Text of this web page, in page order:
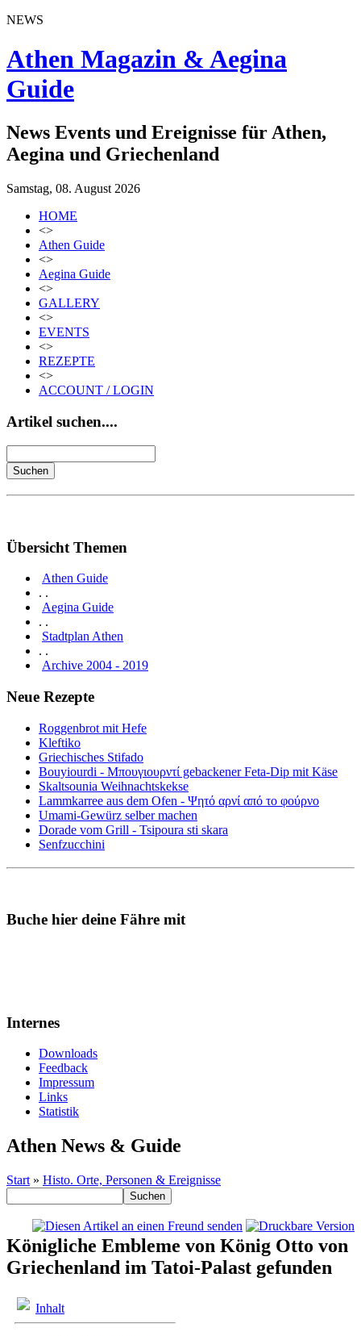
NEWS
Athen Magazin & Aegina
Guide
News Events und Ereignisse für Athen,
Aegina und Griechenland
Samstag, 08. August 2026
HOME
<>
Athen Guide
<>
Aegina Guide
<>
GALLERY
<>
EVENTS
<>
REZEPTE
<>
ACCOUNT / LOGIN
Artikel suchen....
Übersicht Themen
Athen Guide
. .
Aegina Guide
. .
Stadtplan Athen
. .
Archive 2004 - 2019
Neue Rezepte
Roggenbrot mit Hefe
Kleftiko
Griechisches Stifado
Bouyiourdi - Μπουγιουρντί gebackener Feta-Dip mit Käse
Skaltsounia Weihnachtskekse
Lammkarree aus dem Ofen - Ψητό αρνί από το φούρνο
Umami-Gewürz selber machen
Dorade vom Grill - Tsipoura sti skara
Senfzucchini
Buche hier deine Fähre mit
Internes
Downloads
Feedback
Impressum
Links
Statistik
Athen News & Guide
Start » Histo. Orte, Personen & Ereignisse
Königliche Embleme von König Otto von
Griechenland im Tatoi-Palast gefunden
Inhalt